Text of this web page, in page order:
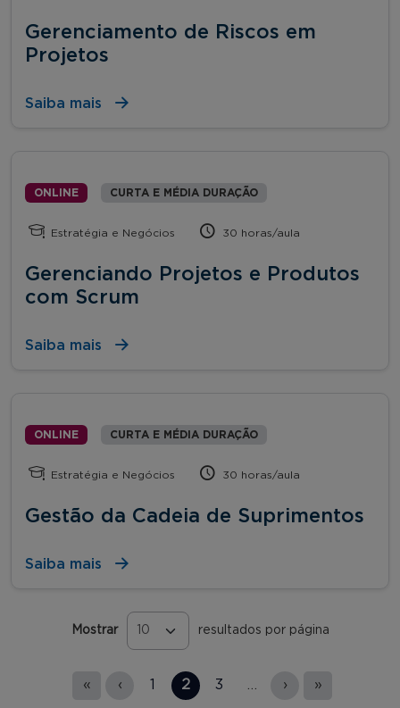
Gerenciamento de Riscos em
Projetos
Saiba mais
ONLINE CURTA E MÉDIA DURAÇÃO
Estratégia e Negócios 30 horas/aula
Gerenciando Projetos e Produtos
com Scrum
Saiba mais
ONLINE CURTA E MÉDIA DURAÇÃO
Estratégia e Negócios 30 horas/aula
Gestão da Cadeia de Suprimentos
Saiba mais
Mostrar resultados por página
« ‹ 1 2 3 › »